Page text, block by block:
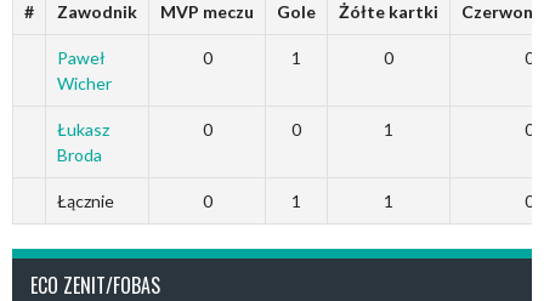
# Zawodnik MVP meczu Gole Żółte kartki
Paweł
Wicher
0 1 0 0
Łukasz
Broda
0 0 1 0
Łącznie 0 1 1 0
ECO ZENIT/FOBAS